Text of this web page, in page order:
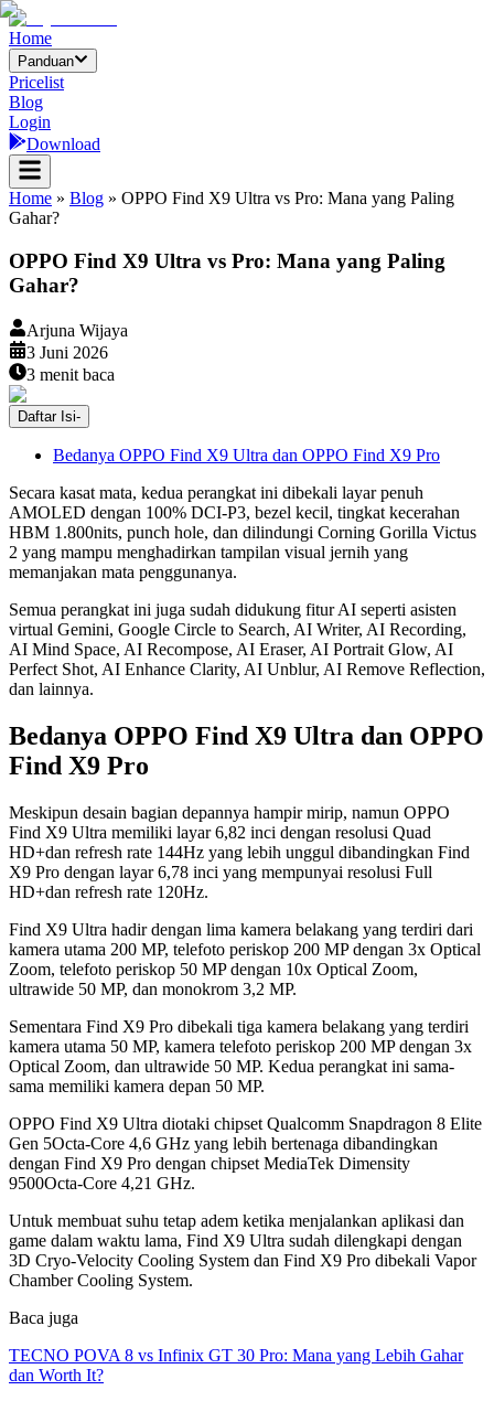
Home
Panduan
Pricelist
Blog
Login
Download
Home » Blog » OPPO Find X9 Ultra vs Pro: Mana yang Paling
Gahar?
OPPO Find X9 Ultra vs Pro: Mana yang Paling
Gahar?
Arjuna Wijaya
3 Juni 2026
3 menit baca
Daftar Isi-
Bedanya OPPO Find X9 Ultra dan OPPO Find X9 Pro
Secara kasat mata, kedua perangkat ini dibekali layar penuh
AMOLED dengan 100% DCI-P3, bezel kecil, tingkat kecerahan
HBM 1.800nits, punch hole, dan dilindungi Corning Gorilla Victus
2 yang mampu menghadirkan tampilan visual jernih yang
memanjakan mata penggunanya.
Semua perangkat ini juga sudah didukung fitur AI seperti asisten
virtual Gemini, Google Circle to Search, AI Writer, AI Recording,
AI Mind Space, AI Recompose, AI Eraser, AI Portrait Glow, AI
Perfect Shot, AI Enhance Clarity, AI Unblur, AI Remove Reflection,
dan lainnya.
Bedanya OPPO Find X9 Ultra dan OPPO
Find X9 Pro
Meskipun desain bagian depannya hampir mirip, namun OPPO
Find X9 Ultra memiliki layar 6,82 inci dengan resolusi Quad
HD+dan refresh rate 144Hz yang lebih unggul dibandingkan Find
X9 Pro dengan layar 6,78 inci yang mempunyai resolusi Full
HD+dan refresh rate 120Hz.
Find X9 Ultra hadir dengan lima kamera belakang yang terdiri dari
kamera utama 200 MP, telefoto periskop 200 MP dengan 3x Optical
Zoom, telefoto periskop 50 MP dengan 10x Optical Zoom,
ultrawide 50 MP, dan monokrom 3,2 MP.
Sementara Find X9 Pro dibekali tiga kamera belakang yang terdiri
kamera utama 50 MP, kamera telefoto periskop 200 MP dengan 3x
Optical Zoom, dan ultrawide 50 MP. Kedua perangkat ini sama-
sama memiliki kamera depan 50 MP.
OPPO Find X9 Ultra diotaki chipset Qualcomm Snapdragon 8 Elite
Gen 5Octa-Core 4,6 GHz yang lebih bertenaga dibandingkan
dengan Find X9 Pro dengan chipset MediaTek Dimensity
9500Octa-Core 4,21 GHz.
Untuk membuat suhu tetap adem ketika menjalankan aplikasi dan
game dalam waktu lama, Find X9 Ultra sudah dilengkapi dengan
3D Cryo-Velocity Cooling System dan Find X9 Pro dibekali Vapor
Chamber Cooling System.
Baca juga
TECNO POVA 8 vs Infinix GT 30 Pro: Mana yang Lebih Gahar
dan Worth It?